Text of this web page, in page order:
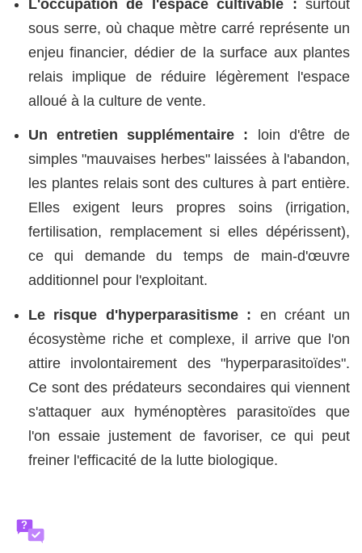
L'occupation de l'espace cultivable : surtout
sous serre, où chaque mètre carré représente un
enjeu financier, dédier de la surface aux plantes
relais implique de réduire légèrement l'espace
alloué à la culture de vente.
Un entretien supplémentaire : loin d'être de
simples "mauvaises herbes" laissées à l'abandon,
les plantes relais sont des cultures à part entière.
Elles exigent leurs propres soins (irrigation,
fertilisation, remplacement si elles dépérissent),
ce qui demande du temps de main-d'œuvre
additionnel pour l'exploitant.
Le risque d'hyperparasitisme : en créant un
écosystème riche et complexe, il arrive que l'on
attire involontairement des "hyperparasitoïdes".
Ce sont des prédateurs secondaires qui viennent
s'attaquer aux hyménoptères parasitoïdes que
l'on essaie justement de favoriser, ce qui peut
freiner l'efficacité de la lutte biologique.
?